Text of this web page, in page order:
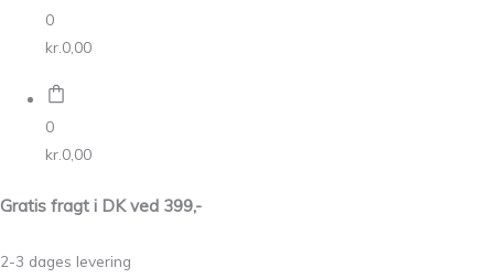
0
kr. 0,00
0
kr. 0,00
Gratis fragt i DK ved 399,-
2-3 dages levering